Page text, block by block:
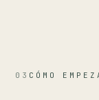
03 CÓMO